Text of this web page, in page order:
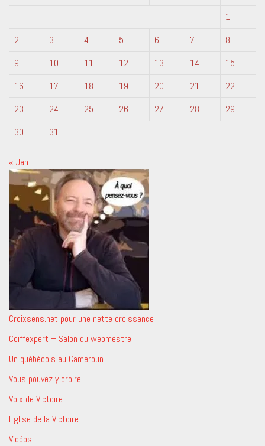
1
2
3 4 5 6 7
8
9
10 11 12 13 14
15
16
17 18 19 20 21
22
23
24 25 26 27 28
29
30
31
« Jan
Croixsens.net pour une nette croissance
Coiffexpert – Salon du webmestre
Un québécois au Cameroun
Vous pouvez y croire
Voix de Victoire
Eglise de la Victoire
Vidéos